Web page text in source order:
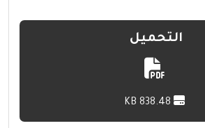
التحميل